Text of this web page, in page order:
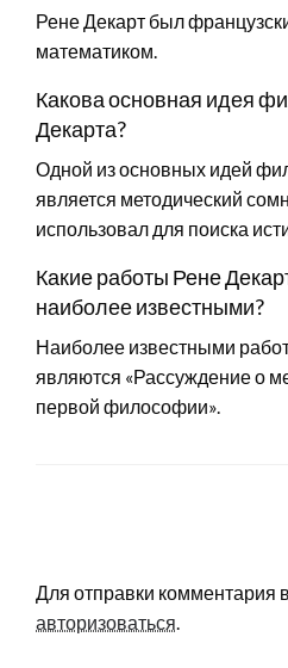
Рене Декарт был
математиком.
Какова основная идея
Декарта?
Одной из основных идей
является методический
использовал для поиска
Какие работы Рене
наиболее известными?
Наиболее известными
являются «Рассуждение о
первой философии».
Для отправки комментария
авторизоваться.